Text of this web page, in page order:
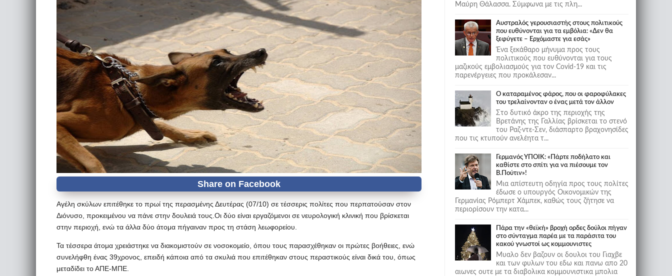
Αγέλη σκύλων επιτέθηκε το πρωί της περασμένης Δευτέρας (07/10) σε τέσσερις πολίτες που περπατούσαν στον
Διόνυσο, προκειμένου να πάνε στην δουλειά τους.Οι δύο είναι εργαζόμενοι σε νευρολογική κλινική που βρίσκεται
στην περιοχή, ενώ τα άλλα δύο άτομα πήγαιναν προς τη στάση λεωφορείου.
Τα τέσσερα άτομα χρειάστηκε να διακομιστούν σε νοσοκομείο, όπου τους παρασχέθηκαν οι πρώτες βοήθειες, ενώ
συνελήφθη ένας 39χρονος, επειδή κάποια από τα σκυλιά που επιτέθηκαν στους περαστικούς είναι δικά του, όπως
μεταδίδει το ΑΠΕ-ΜΠΕ.
Μαύρη Θάλασσα. Σύμφωνα με τις πλη...
Αυστραλός γερουσιαστής στους πολιτικούς
που ευθύνονται για τα εμβόλια: «Δεν θα
ξεφύγετε – Ερχόμαστε για εσάς»
Ένα ξεκάθαρο μήνυμα προς τους
πολιτικούς που ευθύνονται για τους
μαζικούς εμβολιασμούς για τον Covid-19 και τις
παρενέργειες που προκάλεσαν...
Ο καταραμένος φάρος, που οι φαροφύλακες
του τρελαίνονταν ο ένας μετά τον άλλον
Στο δυτικό άκρο της περιοχής της
Βρετάνης της Γαλλίας βρίσκεται το στενό
του Ραζ-ντε-Σεν, διάσπαρτο βραχονησίδες
που τις κτυπούν ανελέητα τ...
Γερμανός ΥΠΟΙΚ: «Πάρτε ποδήλατο και
καθίστε στο σπίτι για να πιέσουμε τον
Β.Πούτιν»!
Μια απίστευτη οδηγία προς τους πολίτες
έδωσε ο υπουργός Οικονομικών της
Γερμανίας Ρόμπερτ Χάμπεκ, καθώς τους ζήτησε να
περιορίσουν την κατα...
Πάρα την «θεϊκή» βροχή ορδες δούλοι πήγαν
στο σύνταγμα παρέα με τα παράσιτα του
κακού γνωστοί ως κομμουνιστες
Μυαλο δεν βαζουν οι δουλοι του Γιαχβε
και των φυλων του εδω και πανω απο 20
αιωνες ουτε με τα διαβολικα κομμουνιστικα μπολια